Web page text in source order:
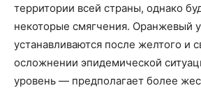
территории всей страны, однако
некоторые смягчения. Оранжевый
устанавливаются после желтого и
осложнении эпидемической
уровень — предполагает более